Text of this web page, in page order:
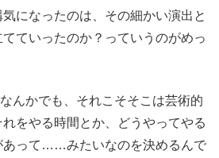
になったのは、その細かい演出と
ていったのか？っていうのがめっ
んかでも、それこそそこは芸術的
をやる時間とか、どうやってやる
あって……みたいなのを決めるんで